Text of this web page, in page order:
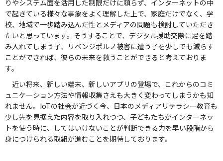
りやシステム面を活用した制限だけに頼らず、インターネットの中
で起きている様々な事象をよく理解した上で、家庭だけでなく、学
校、地域で一歩踏み込んだ性とメディアの問題も検討していただき
たいと思っています。そうすることで、デジタル援助交際に足を踏
み入れてしまう子、リベンジポルノ被害に遭う子を少しでも減らす
ことができれば、彼らの未来を救うことができると考えておりま
す。
近い将来、新しい端末、新しいアプリの登場で、これからのコミ
ュニケーション方法や情報収集さえも大きく変わってしまうかも知
れません。IoTの社会が近づく今、日本のメディアリテラシー教育も
少し先を見据えた内容を取り入れつつ、子どもたちがインターネッ
トを使う時に、してはいけないことが判断できる力を早い段階から
身につけられる取組が進むことを期待しております。